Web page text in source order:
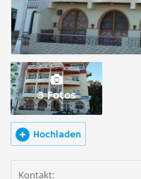
3 Fotos
Hochladen
Kontakt: